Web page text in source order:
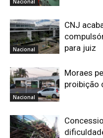
Nacional
Nacional
CNJ
para juiz
Nacional
Moraes
proibição